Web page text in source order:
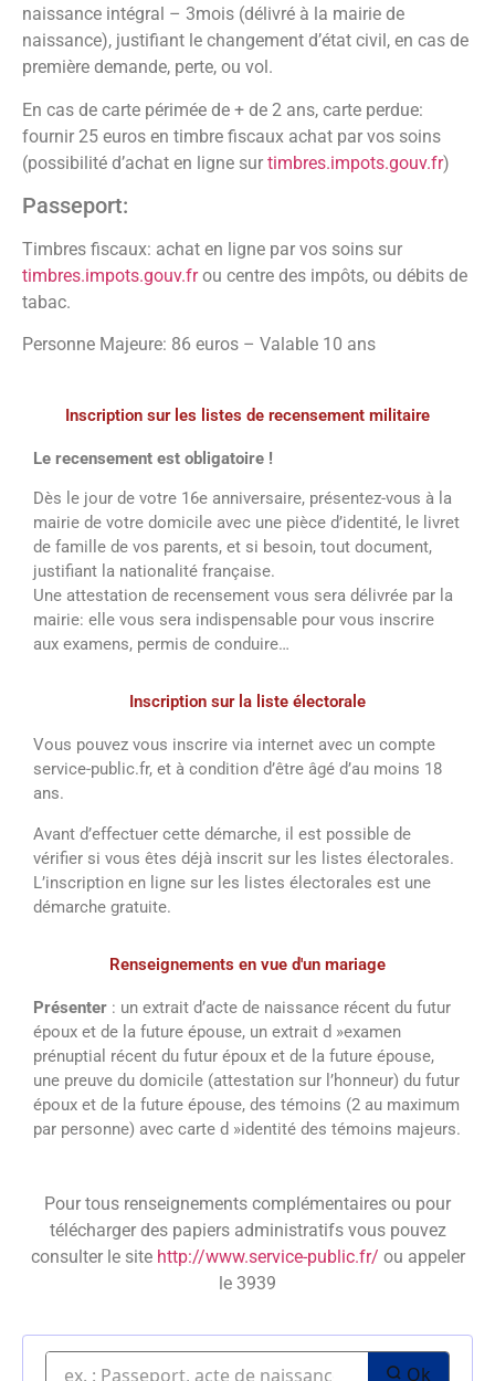
naissance intégral – 3mois (délivré à la mairie de
naissance), justifiant le changement d’état civil, en cas de
première demande, perte, ou vol.
En cas de carte périmée de + de 2 ans, carte perdue:
fournir 25 euros en timbre fiscaux achat par vos soins
(possibilité d’achat en ligne sur timbres.impots.gouv.fr)
Passeport:
Timbres fiscaux: achat en ligne par vos soins sur
timbres.impots.gouv.frou centre des impôts, ou débits de
tabac.
Personne Majeure: 86 euros – Valable 10 ans
Inscription sur les listes de recensement militaire
Le recensement est obligatoire !
Dès le jour de votre 16e anniversaire, présentez-vous à la
mairie de votre domicile avec une pièce d’identité, le livret
de famille de vos parents, et si besoin, tout document,
justifiant la nationalité française.
Une attestation de recensement vous sera délivrée par la
mairie: elle vous sera indispensable pour vous inscrire
aux examens, permis de conduire…
Inscription sur la liste électorale
Vous pouvez vous inscrire via internet avec un compte
service-public.fr, et à condition d’être âgé d’au moins 18
ans.
Avant d’effectuer cette démarche, il est possible de
vérifier si vous êtes déjà inscrit sur les listes électorales.
L’inscription en ligne sur les listes électorales est une
démarche gratuite.
Renseignements en vue d'un mariage
Présenter : un extrait d’acte de naissance récent du futur
époux et de la future épouse, un extrait d »examen
prénuptial récent du futur époux et de la future épouse,
une preuve du domicile (attestation sur l’honneur) du futur
époux et de la future épouse, des témoins (2 au maximum
par personne) avec carte d »identité des témoins majeurs.
Pour tous renseignements complémentaires ou pour
télécharger des papiers administratifs vous pouvez
consulter le site http://www.service-public.fr/ ou appeler
le 3939
Ok